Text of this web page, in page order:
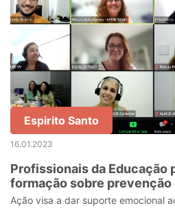
Espirito Santo
16.01.2023
Profissionais da Educação
formação sobre
Ação visa a dar suporte emocional